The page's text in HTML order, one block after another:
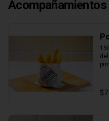
Acompañamientos